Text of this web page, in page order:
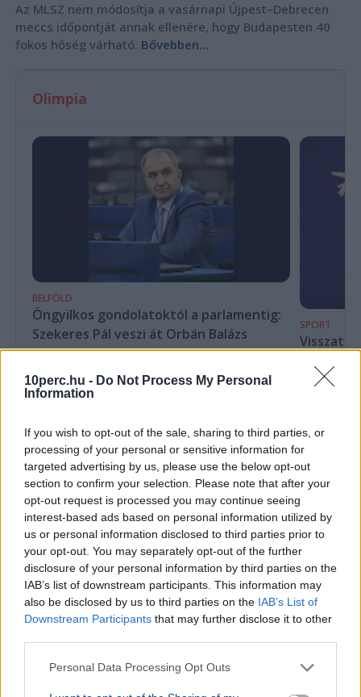
10perc.hu - Do Not Process My Personal
Information
If you wish to opt-out of the sale, sharing to third parties, or
processing of your personal or sensitive information for
targeted advertising by us, please use the below opt-out
section to confirm your selection. Please note that after your
opt-out request is processed you may continue seeing
interest-based ads based on personal information utilized by
us or personal information disclosed to third parties prior to
your opt-out. You may separately opt-out of the further
disclosure of your personal information by third parties on the
IAB’s list of downstream participants. This information may
also be disclosed by us to third parties on the IAB’s List of
Downstream Participants that may further disclose it to other
Personal Data Processing Opt Outs
Az MLSZ nem módosítja a vasárnapi Újpest–Debrecen
meccs időpontját annak ellenére, hogy Budapesten 40
fokos hőség várható. Bővebben...
Olimpia
BELFÖLD
Öngyilkos gondolatoktól a parlamentig:
Szekeres Pál veszi át Orbán Balázs
parlamenti mandátumát
Szekeres Pál paralimpiai bajnok veszi át Orbán
Balázs parlamenti mandátumát, miután egy
SPORT
A
SPORT 2026. július 31.
Összeveszhetett csapattársával Szoboszlai
Dominik a Liverpool meccse után